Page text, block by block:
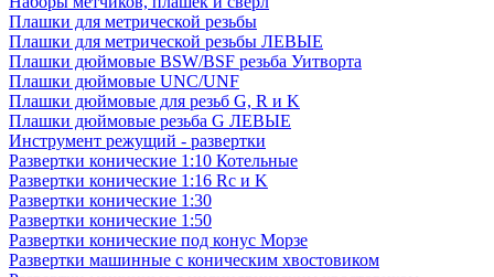
Плашки для метрической резьбы
Плашки для метрической резьбы ЛЕВЫЕ
Плашки дюймовые BSW/BSF резьба Уитворта
Плашки дюймовые UNC/UNF
Плашки дюймовые для резьб G, R и K
Плашки дюймовые резьба G ЛЕВЫЕ
Инструмент режущий - развертки
Развертки конические 1:10 Котельные
Развертки конические 1:16 Rc и K
Развертки конические 1:30
Развертки конические 1:50
Развертки конические под конус Морзе
Развертки машинные с коническим хвостовиком